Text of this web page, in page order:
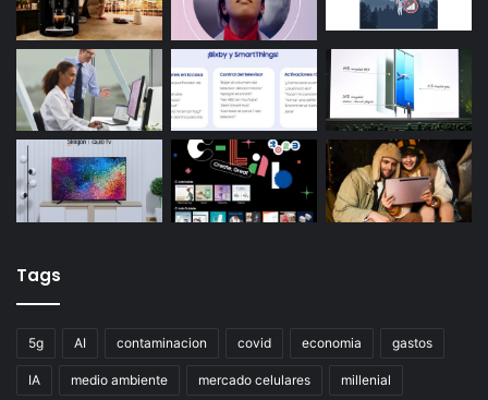
Tags
5g AI contaminacion covid economia gastos
IA medio ambiente mercado celulares millenial